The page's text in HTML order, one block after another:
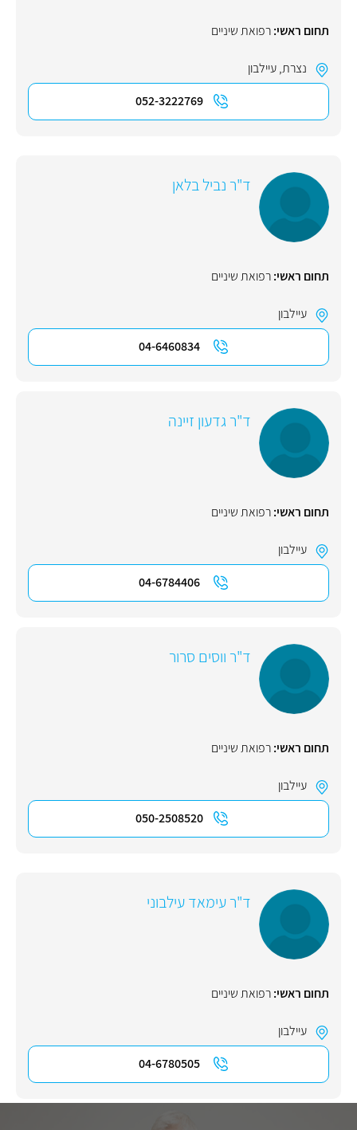
תחום ראשי:רפואת שיניים
נצרת,עיילבון
052-3222769
ד"ר נביל בלאן
תחום ראשי:רפואת שיניים
עיילבון
04-6460834
ד"ר גדעון זיינה
תחום ראשי:רפואת שיניים
עיילבון
04-6784406
ד"ר ווסים סרור
תחום ראשי:רפואת שיניים
עיילבון
050-2508520
ד"ר עימאד עילבוני
תחום ראשי:רפואת שיניים
עיילבון
04-6780505